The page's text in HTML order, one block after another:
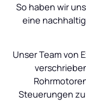
So haben wir
eine
Unser Team von
Steuerungen